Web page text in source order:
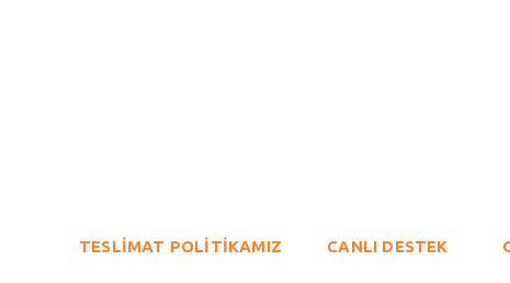
Ürün açıklamasında eksik bilgiler bulunuyor.
TESLİMAT POLİTİKAMIZ CANLI DESTEK